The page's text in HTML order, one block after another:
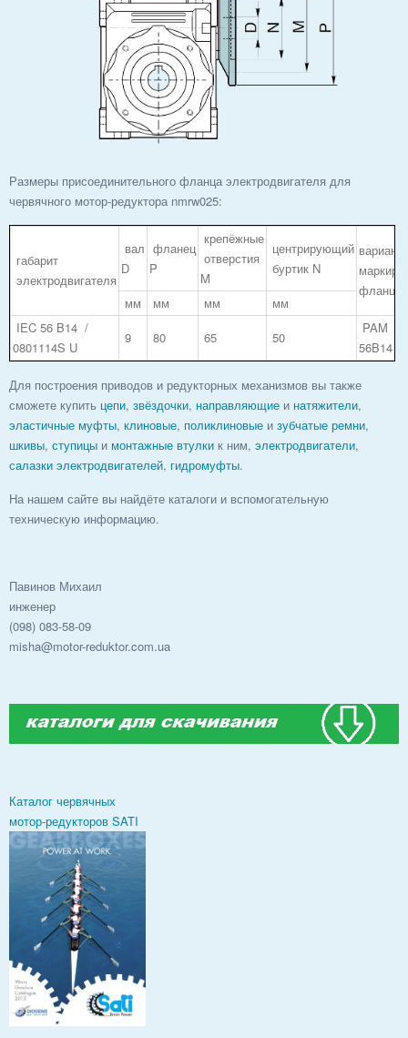
Размеры присоединительного фланца электродвигателя для
червячного мотор-редуктора nmrw025:
габарит
электродвигателя
вал
D
фланец
P
крепёжные
отверстия
M
центрирующий
буртик N
фланца
мм мм мм
мм
IEC 56 B14 /
0801114S U
9 80 65 50
PAM
56B14
Для построения приводов и редукторных механизмов вы также
сможете купить цепи, звёздочки, направляющие и натяжители,
эластичные муфты, клиновые, поликлиновые и зубчатые ремни,
шкивы, ступицы и монтажные втулки к ним, электродвигатели,
салазки электродвигателей, гидромуфты.
На нашем сайте вы найдёте каталоги и вспомогательную
техническую информацию.
Павинов Михаил
инженер
(098) 083-58-09
misha@motor-reduktor.com.ua
Каталог червячных
мотор-редукторов SATI